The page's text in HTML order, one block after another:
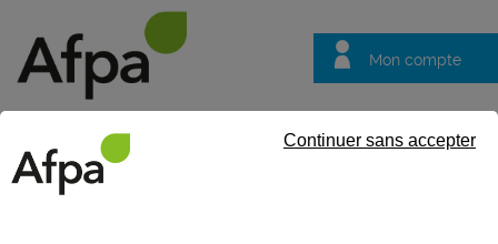
Mon compte
questions
Continuer sans accepter